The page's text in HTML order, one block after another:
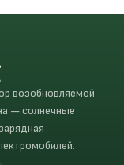
возобновляемой
— солнечные